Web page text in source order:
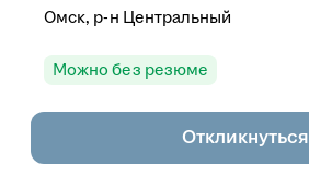
Омск, р-н Центральный
Можно без резюме
Откликнуться